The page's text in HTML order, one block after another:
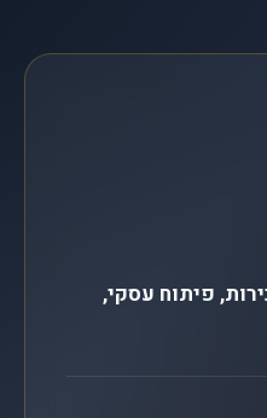
פיתוח עסקי,